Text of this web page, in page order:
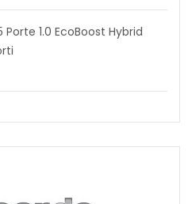
1.0 EcoBoost Hybrid